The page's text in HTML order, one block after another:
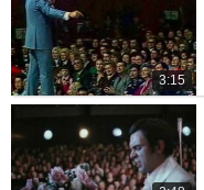
3:15